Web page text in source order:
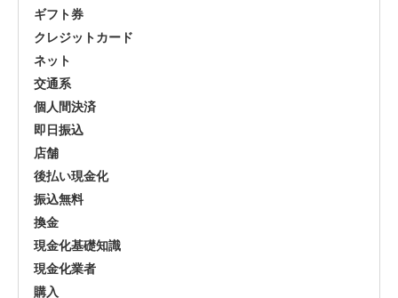
ギフト券
クレジットカード
ネット
交通系
個人間決済
即日振込
店舗
後払い現金化
振込無料
換金
現金化基礎知識
現金化業者
購入